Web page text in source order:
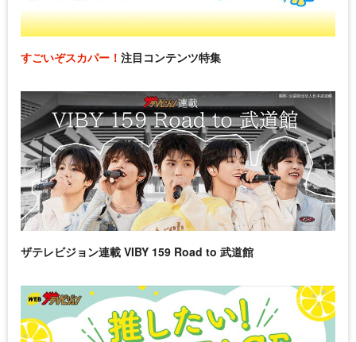
すごいぞスカパー！ 注目コンテンツ特集
ザテレビジョン連載 VIBY 159 Road to 武道館